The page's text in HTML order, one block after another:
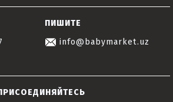
ПИШИТЕ
info@babymarket.uz